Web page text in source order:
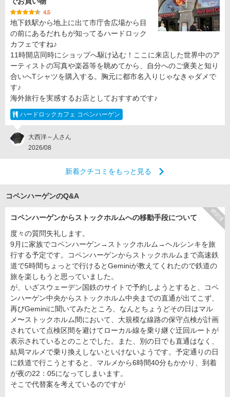
4.5
地下鉄駅から地上に出て市庁舎広場から目
の前にあるだれもが知ってるハードロック
カフェですね♪
11時開店同時にショップへ駆け込む！ここに来店した世界中のア
ーティストの写真や楽器等を眺めてから、自分へのご褒美と知り
合いへTシャツを購入する。胸元に都市名入りじゃなきゃダメで
す♪
海外旅行を実感するお店としておすすめです♪
ハードロックカフェ コペンハーゲン
大西洋～人さん
2026/08
新着クチコミをもっと見る
コペンハーゲンのQ&A
締切済
コペンハーゲンからストックホルムへの移動手段について
度々の質問失礼します。
9月に家族でコペンハーゲン→ストックホルム→ヘルシンキを旅
行する予定です。コペンハーゲンからストックホルムまで高速鉄
道で5時間ちょっとで行けるとGeminiが教えてくれたので鉄道の
旅を楽しもうと思っていました。
が、いざスウェーデン国鉄のサイトで予約しようとすると、コペ
ンハーゲン中央からストックホルム中央までの直通が出てこず、
再びGeminiに聞いてみたところ、なんとちょうどその日はマル
メ〜ストックホルム間において、大規模な線路の保守点検が計画
されていて点検区間を避けてローカル線を乗り継ぐ迂回ルートが
表示されているとのことでした。また、別の日でも直通はなく、
結局マルメで乗り換えしないといけないようです。予定通りの日
に鉄道で行こうとすると、マルメから6時間40分もかかり、到着
が夜の22：05になってしまいます。
そこで代替案を考えているのですが